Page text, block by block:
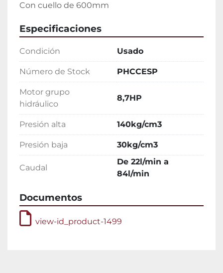
Con cuello de 600mm
Especificaciones
Condición Usado
Número de Stock PHCCESP
Motor grupo
hidráulico
8,7HP
Presión alta 140kg/cm3
Presión baja 30kg/cm3
Caudal
De 22l/min a
84l/min
Documentos
view-id_product-1499